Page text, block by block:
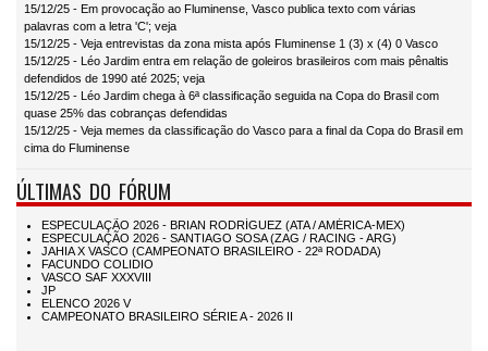
15/12/25 - Em provocação ao Fluminense, Vasco publica texto com várias
palavras com a letra 'C'; veja
15/12/25 - Veja entrevistas da zona mista após Fluminense 1 (3) x (4) 0 Vasco
15/12/25 - Léo Jardim entra em relação de goleiros brasileiros com mais pênaltis
defendidos de 1990 até 2025; veja
15/12/25 - Léo Jardim chega à 6ª classificação seguida na Copa do Brasil com
quase 25% das cobranças defendidas
15/12/25 - Veja memes da classificação do Vasco para a final da Copa do Brasil em
cima do Fluminense
ÚLTIMAS DO FÓRUM